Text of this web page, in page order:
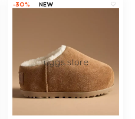
-30% NEW